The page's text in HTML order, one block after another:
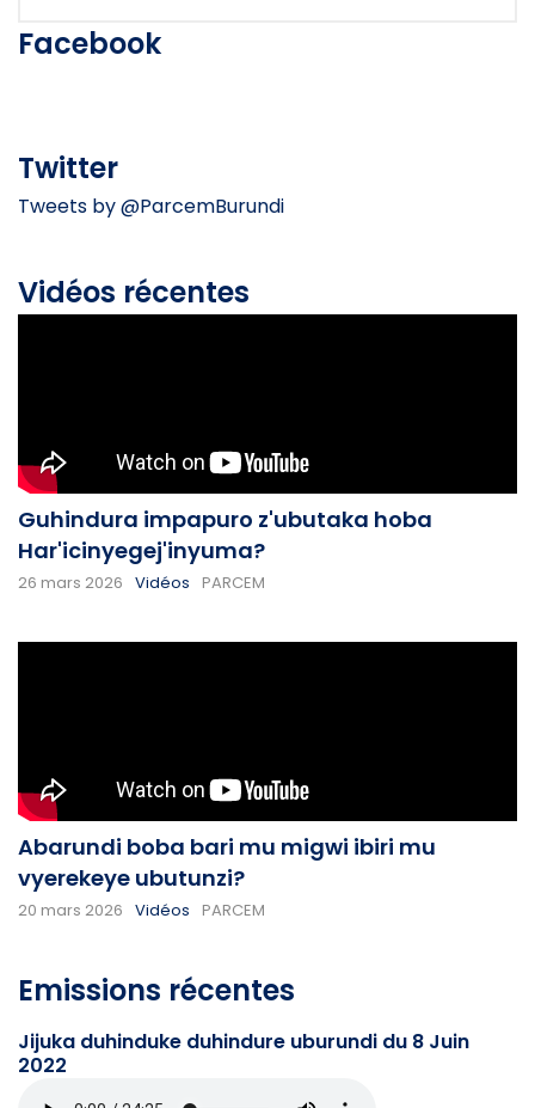
Facebook
Twitter
Tweets by @ParcemBurundi
Vidéos récentes
Guhindura impapuro z'ubutaka hoba
Har'icinyegej'inyuma?
26 mars 2026 Vidéos PARCEM
Abarundi boba bari mu migwi ibiri mu
vyerekeye ubutunzi?
20 mars 2026 Vidéos PARCEM
Emissions récentes
Jijuka duhinduke duhindure uburundi du 8 Juin
2022